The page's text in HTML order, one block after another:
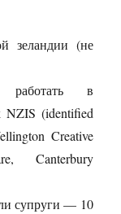
зеландии (не
работать в
NZIS (identified
Creative
Canterbury
супруги — 10